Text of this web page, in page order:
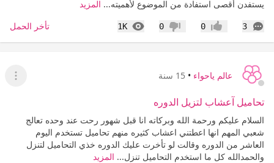
يستفدن أقصى استفادة من الموضوع لأهميته... المزيد
3
التعليقات إعجاب0 عدم إعجاب
0
1K
المشاهدات تأخر الحمل
عالم ياحواء • 15 سنة
عرض
تحاميل آعشاب لتزيل الدوره
السلام عليكم ورحمة الله وبركاته انا قبل شهور رحت عند وحده تعالج
شعبي المهم انها اعطتني اعشاب كثيره منهم تحاميل تستخدم اليوم
العاشر من الدوره وقالت لو تأخرت عليك الدوره خذي التحاميل لتنزل
والحمدالله كل ما استخدم التحاميل تنزل... المزيد